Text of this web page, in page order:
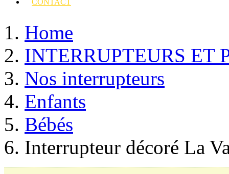
CONTACT
Home
INTERRUPTEURS ET
Nos interrupteurs
Enfants
Bébés
Interrupteur décoré La